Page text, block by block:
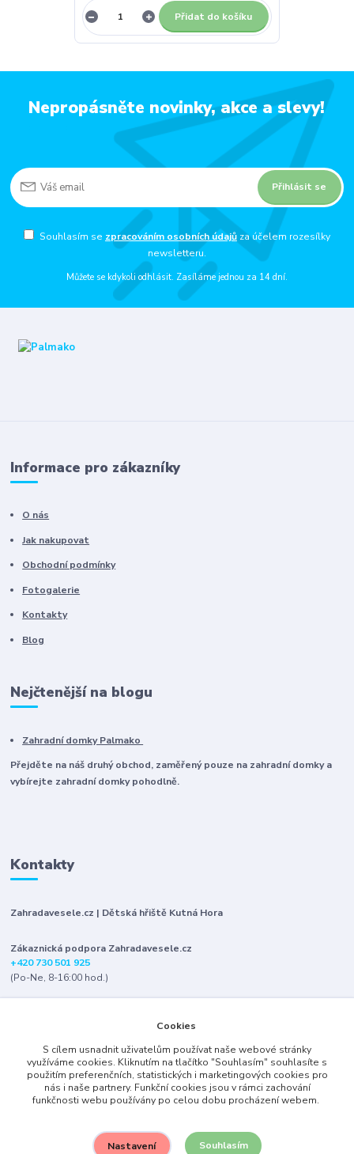
Přidat do košíku
Nepropásněte novinky, akce a slevy!
Přihlásit se
Souhlasím se zpracováním osobních údajůza účelem rozesílky
newsletteru.
Můžete se kdykoli odhlásit. Zasíláme jednou za 14 dní.
Informace pro zákazníky
O nás
Jak nakupovat
Obchodní podmínky
Fotogalerie
Kontakty
Blog
Nejčtenější na blogu
Zahradní domky Palmako
Přejděte na náš druhý obchod, zaměřený pouze na zahradní domky a
vybírejte zahradní domky pohodlně.
Kontakty
Zahradavesele.cz | Dětská hřiště Kutná Hora
Zákaznická podpora Zahradavesele.cz
+420 730 501 925
(Po-Ne, 8-16:00 hod.)
Cookies
S cílem usnadnit uživatelům používat naše webové stránky
využíváme cookies. Kliknutím na tlačítko "Souhlasím" souhlasíte s
použitím preferenčních, statistických i marketingových cookies pro
nás i naše partnery. Funkční cookies jsou v rámci zachování
funkčnosti webu používány po celou dobu procházení webem.
Nastavení Souhlasím